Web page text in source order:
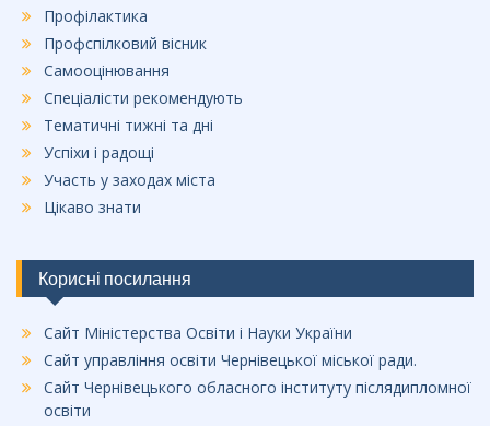
Профілактика
Профспілковий вісник
Самооцінювання
Спеціалісти рекомендують
Тематичні тижні та дні
Успіхи і радощі
Участь у заходах міста
Цікаво знати
Корисні посилання
Сайт Міністерства Освіти і Науки України
Сайт управління освіти Чернівецької міської ради.
Сайт Чернівецького обласного інституту післядипломної
освіти